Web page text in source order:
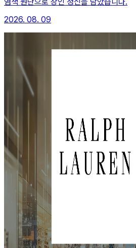
염색 원단으로 장인 정신을 담았습니다.
2026. 08. 09